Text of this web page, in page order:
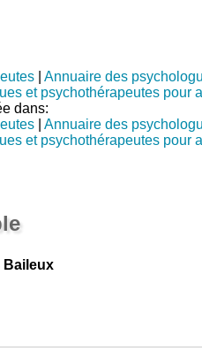
| Annuaire des
et psychothérapeutes pour
dans:
| Annuaire des
et psychothérapeutes pour
Baileux